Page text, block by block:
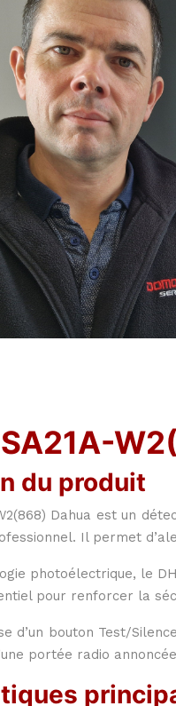
du produit
Dahua est un
Il permet
photoélectrique, le
pour renforcer la
d’un bouton Test/
portée radio